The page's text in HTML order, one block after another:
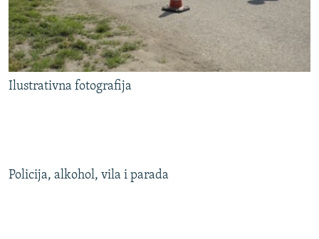
Ilustrativna fotografija
Policija, alkohol, vila i parada